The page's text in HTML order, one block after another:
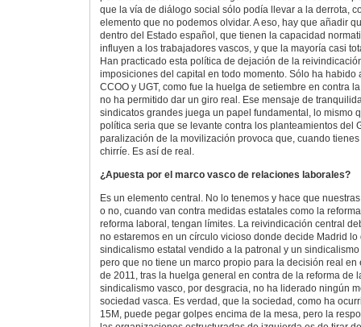
que la vía de diálogo social sólo podía llevar a la derrota,
elemento que no podemos olvidar. A eso, hay que añadir
dentro del Estado español, que tienen la capacidad
influyen a los trabajadores vascos, y que la mayoría casi
Han practicado esta política de dejación de la
imposiciones del capital en todo momento. Sólo ha habido
CCOO y UGT, como fue la huelga de setiembre en contra
no ha permitido dar un giro real. Ese mensaje de
sindicatos grandes juega un papel fundamental, lo mismo
política seria que se levante contra los planteamientos del
paralización de la movilización provoca que, cuando
chirríe. Es así de real.
¿Apuesta por el marco vasco de relaciones laborales?
Es un elemento central. No lo tenemos y hace que
o no, cuando van contra medidas estatales como la
reforma laboral, tengan límites. La reivindicación central
no estaremos en un círculo vicioso donde decide Madrid
sindicalismo estatal vendido a la patronal y un
pero que no tiene un marco propio para la decisión real en
de 2011, tras la huelga general en contra de la reforma de
sindicalismo vasco, por desgracia, no ha liderado ningún
sociedad vasca. Es verdad, que la sociedad, como ha
15M, puede pegar golpes encima de la mesa, pero la